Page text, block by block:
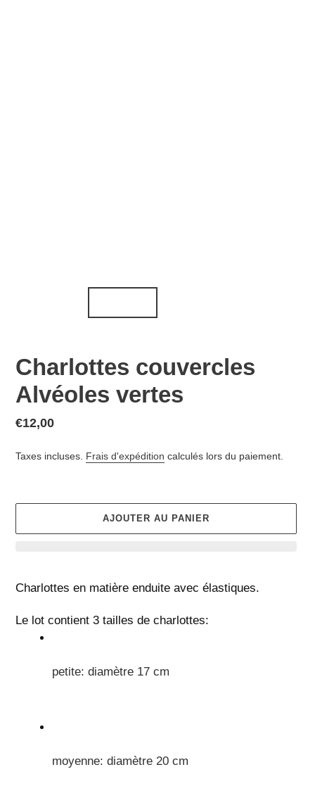
Charlottes couvercles
Alvéoles vertes
Prix
€12,00
Taxes incluses. Frais d'expédition calculés lors du paiement.
AJOUTER AU PANIER
produit
votre
panier
Charlottes en matière enduite avec élastiques.
Le lot contient 3 tailles de charlottes:
petite: diamètre 17 cm
moyenne: diamètre 20 cm